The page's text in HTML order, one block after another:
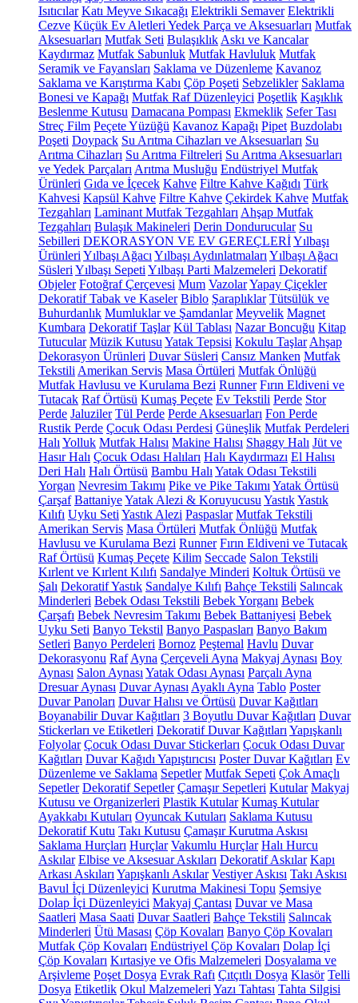
Isıtıcılar Katı Meyve Sıkacağı Elektrikli Semaver Elektrikli
Cezve Küçük Ev Aletleri Yedek Parça ve Aksesuarları Mutfak
Aksesuarları Mutfak Seti Bulaşıklık Askı ve Kancalar
Kaydırmaz Mutfak Sabunluk Mutfak Havluluk Mutfak
Seramik ve Fayansları Saklama ve Düzenleme Kavanoz
Saklama ve Karıştırma Kabı Çöp Poşeti Sebzelikler Saklama
Bonesi ve Kapağı Mutfak Raf Düzenleyici Poşetlik Kaşıklık
Beslenme Kutusu Damacana Pompası Ekmeklik Sefer Tası
Streç Film Peçete Yüzüğü Kavanoz Kapağı Pipet Buzdolabı
Poşeti Doypack Su Arıtma Cihazları ve Aksesuarları Su
Arıtma Cihazları Su Arıtma Filtreleri Su Arıtma Aksesuarları
ve Yedek Parçaları Arıtma Musluğu Endüstriyel Mutfak
Ürünleri Gıda ve İçecek Kahve Filtre Kahve Kağıdı Türk
Kahvesi Kapsül Kahve Filtre Kahve Çekirdek Kahve Mutfak
Tezgahları Laminant Mutfak Tezgahları Ahşap Mutfak
Tezgahları Bulaşık Makineleri Derin Dondurucular Su
Sebilleri DEKORASYON VE EV GEREÇLERİYılbaşı
Ürünleri Yılbaşı Ağacı Yılbaşı Aydınlatmaları Yılbaşı Ağacı
Süsleri Yılbaşı Sepeti Yılbaşı Parti Malzemeleri Dekoratif
Objeler Fotoğraf Çerçevesi Mum VazolarYapay Çiçekler
Dekoratif Tabak ve Kaseler Biblo Şaraplıklar Tütsülük ve
Buhurdanlık Mumluklar ve Şamdanlar Meyvelik Magnet
Kumbara Dekoratif Taşlar Kül Tablası Nazar Boncuğu Kitap
Tutucular Müzik Kutusu Yatak Tepsisi Kokulu Taşlar Ahşap
Dekorasyon Ürünleri Duvar Süsleri Cansız Manken Mutfak
Tekstili Amerikan Servis Masa Örtüleri Mutfak Önlüğü
Mutfak Havlusu ve Kurulama Bezi Runner Fırın Eldiveni ve
Tutacak Raf Örtüsü Kumaş Peçete Ev Tekstili Perde Stor
Perde Jaluziler Tül Perde Perde Aksesuarları Fon Perde
Rustik Perde Çocuk Odası Perdesi Güneşlik Mutfak Perdeleri
Halı Yolluk Mutfak Halısı Makine Halısı Shaggy Halı Jüt ve
Hasır Halı Çocuk Odası Halıları Halı Kaydırmazı El Halısı
Deri Halı Halı Örtüsü Bambu Halı Yatak Odası Tekstili
Yorgan Nevresim Takımı Pike ve Pike Takımı Yatak Örtüsü
Çarşaf BattaniyeYatak Alezi & Koruyucusu YastıkYastık
Kılıfı Uyku Seti Yastık Alezi Paspaslar Mutfak Tekstili
Amerikan Servis Masa Örtüleri Mutfak Önlüğü Mutfak
Havlusu ve Kurulama Bezi Runner Fırın Eldiveni ve Tutacak
Raf Örtüsü Kumaş Peçete Kilim Seccade Salon Tekstili
Kırlent ve Kırlent Kılıfı Sandalye Minderi Koltuk Örtüsü ve
Şalı Dekoratif Yastık Sandalye Kılıfı Bahçe Tekstili Salıncak
Minderleri Bebek Odası Tekstili Bebek Yorganı Bebek
Çarşafı Bebek Nevresim Takımı Bebek Battaniyesi Bebek
Uyku Seti Banyo Tekstil Banyo Paspasları Banyo Bakım
Setleri Banyo Perdeleri Bornoz Peştemal Havlu Duvar
Dekorasyonu Raf Ayna Çerçeveli Ayna Makyaj Aynası Boy
Aynası Salon Aynası Yatak Odası Aynası Parçalı Ayna
Dresuar Aynası Duvar Aynası Ayaklı Ayna Tablo Poster
Duvar Panoları Duvar Halısı ve Örtüsü Duvar Kağıtları
Boyanabilir Duvar Kağıtları 3 Boyutlu Duvar Kağıtları Duvar
Stickerları ve Etiketleri Dekoratif Duvar Kağıtları Yapışkanlı
Folyolar Çocuk Odası Duvar Stickerları Çocuk Odası Duvar
Kağıtları Duvar Kağıdı Yapıştırıcısı Poster Duvar Kağıtları Ev
Düzenleme ve Saklama Sepetler Mutfak Sepeti Çok Amaçlı
Sepetler Dekoratif Sepetler Çamaşır Sepetleri Kutular Makyaj
Kutusu ve Organizerleri Plastik Kutular Kumaş Kutular
Ayakkabı Kutuları Oyuncak Kutuları Saklama Kutusu
Dekoratif Kutu Takı Kutusu Çamaşır Kurutma Askısı
Saklama Hurçları Hurçlar Vakumlu Hurçlar Halı Hurcu
Askılar Elbise ve Aksesuar Askıları Dekoratif Askılar Kapı
Arkası Askıları Yapışkanlı Askılar Vestiyer Askısı Takı Askısı
Bavul İçi Düzenleyici Kurutma Makinesi Topu Şemsiye
Dolap İçi Düzenleyici Makyaj Çantası Duvar ve Masa
Saatleri Masa Saati Duvar Saatleri Bahçe Tekstili Salıncak
Minderleri Ütü Masası Çöp Kovaları Banyo Çöp Kovaları
Mutfak Çöp Kovaları Endüstriyel Çöp Kovaları Dolap İçi
Çöp Kovaları Kırtasiye ve Ofis Malzemeleri Dosyalama ve
Arşivleme Poşet Dosya Evrak Rafı Çıtçıtlı Dosya Klasör Telli
Dosya Etiketlik Okul Malzemeleri Yazı Tahtası Tahta Silgisi